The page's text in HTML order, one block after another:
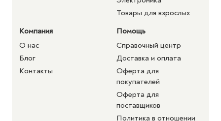
Товары для взрослых
Компания
О нас
Блог
Контакты
Помощь
Справочный центр
Доставка и оплата
Оферта для
покупателей
Оферта для
поставщиков
Политика в отношении